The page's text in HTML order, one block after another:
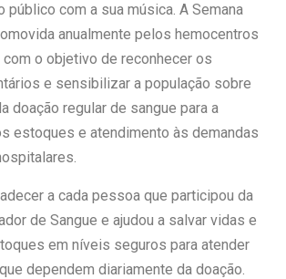
público com a sua música. A Semana
anualmente pelos hemocentros
o objetivo de reconhecer os
e sensibilizar a população sobre
doação regular de sangue para a
estoques e atendimento às demandas
a cada pessoa que participou da
de Sangue e ajudou a salvar vidas e
em níveis seguros para atender
dependem diariamente da doação.